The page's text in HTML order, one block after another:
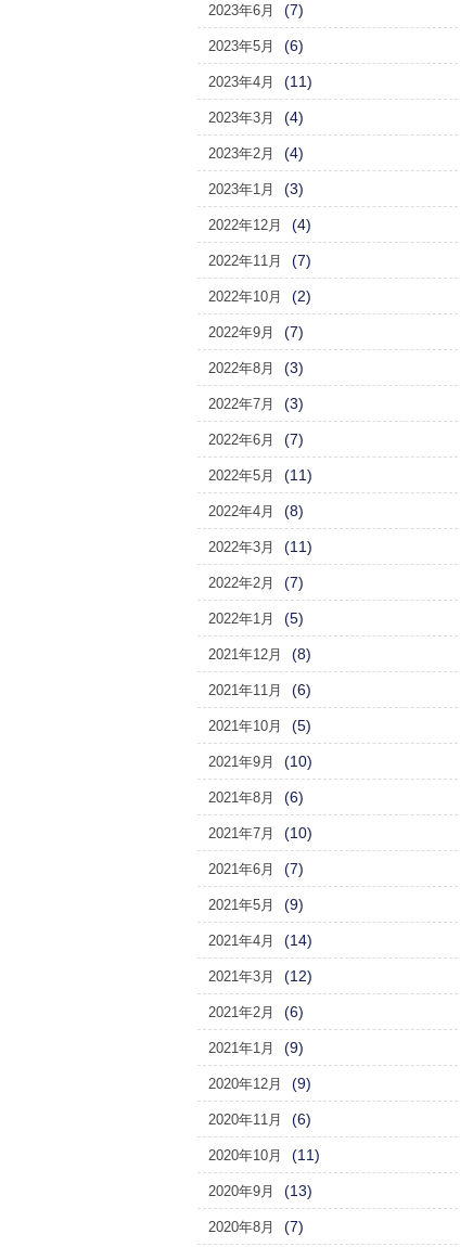
2023年6月 (7)
2023年5月 (6)
2023年4月 (11)
2023年3月 (4)
2023年2月 (4)
2023年1月 (3)
2022年12月 (4)
2022年11月 (7)
2022年10月 (2)
2022年9月 (7)
2022年8月 (3)
2022年7月 (3)
2022年6月 (7)
2022年5月 (11)
2022年4月 (8)
2022年3月 (11)
2022年2月 (7)
2022年1月 (5)
2021年12月 (8)
2021年11月 (6)
2021年10月 (5)
2021年9月 (10)
2021年8月 (6)
2021年7月 (10)
2021年6月 (7)
2021年5月 (9)
2021年4月 (14)
2021年3月 (12)
2021年2月 (6)
2021年1月 (9)
2020年12月 (9)
2020年11月 (6)
2020年10月 (11)
2020年9月 (13)
2020年8月 (7)